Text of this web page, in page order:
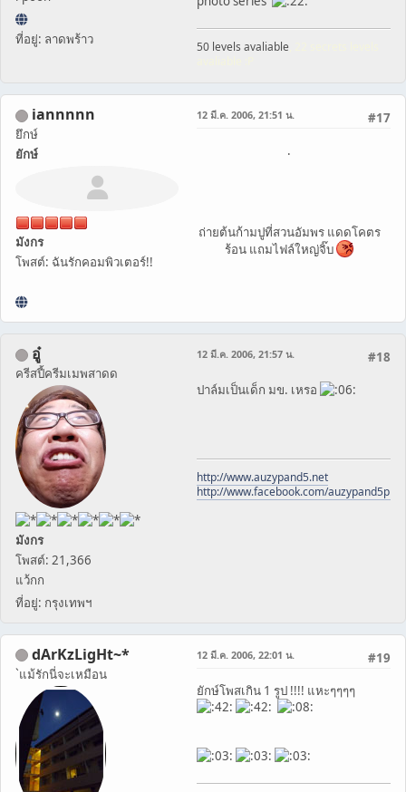
ที่อยู่: ลาดพร้าว 50 levels avaliable
iannnnn
ยึกษ์
ยักษ์
มังกร
โพสต์: ฉันรักคอมพิวเตอร์!!
#17
12 มี.ค. 2006, 21:51 น.
.
ถ่ายต้นก้ามปูที่สวนอัมพร แดดโคตร
ร้อน แถมไฟล์ใหญ่จิ๊บ
อู๋
ครีสปี้ครีมเมพสาดด
มังกร
โพสต์: 21,366
แว้กก
ที่อยู่: กรุงเทพฯ
#18
12 มี.ค. 2006, 21:57 น.
ปาล์มเป็นเด็ก มข. เหรอ
http://www.auzypand5.net
http://www.facebook.com/
dArKzLigHt~*
`แม้รักนี่จะเหมือน
#19
12 มี.ค. 2006, 22:01 น.
ยักษ์โพสเกิน 1 รูป !!!! แหะๆๆๆๆ